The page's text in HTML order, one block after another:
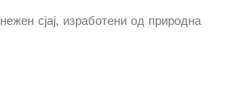
сјај, изработени од природна